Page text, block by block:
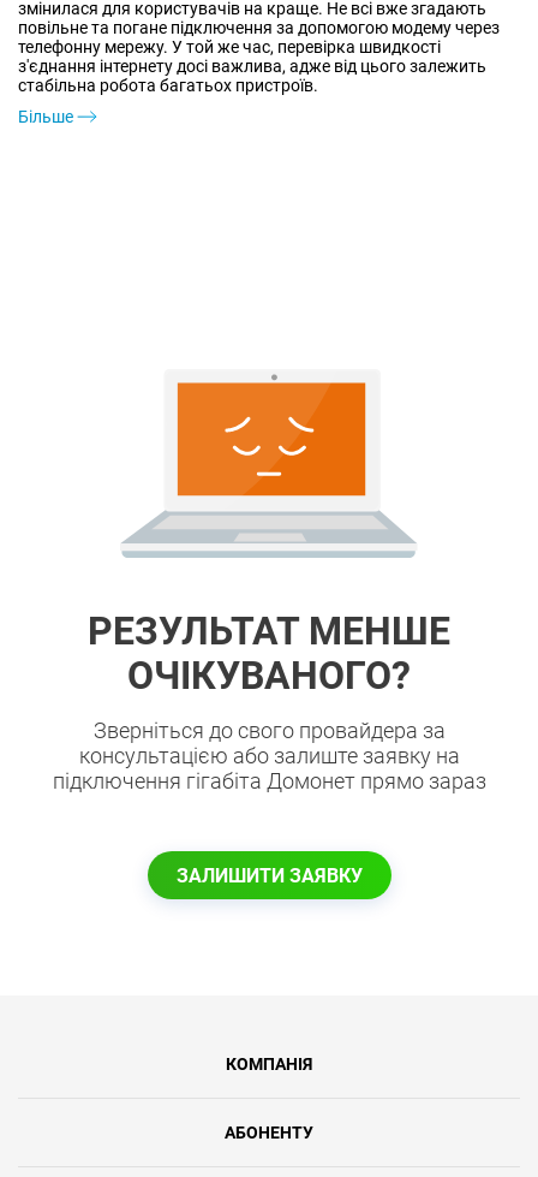
змінилася для користувачів на краще. Не всі вже згадають
повільне та погане підключення за допомогою модему через
телефонну мережу. У той же час, перевірка швидкості
з'єднання інтернету досі важлива, адже від цього залежить
стабільна робота багатьох пристроїв.
Більше
РЕЗУЛЬТАТ МЕНШЕ
ОЧІКУВАНОГО?
Зверніться до свого провайдера за
консультацією або залиште заявку на
підключення гігабіта Домонет прямо зараз
ЗАЛИШИТИ ЗАЯВКУ
КОМПАНІЯ
АБОНЕНТУ